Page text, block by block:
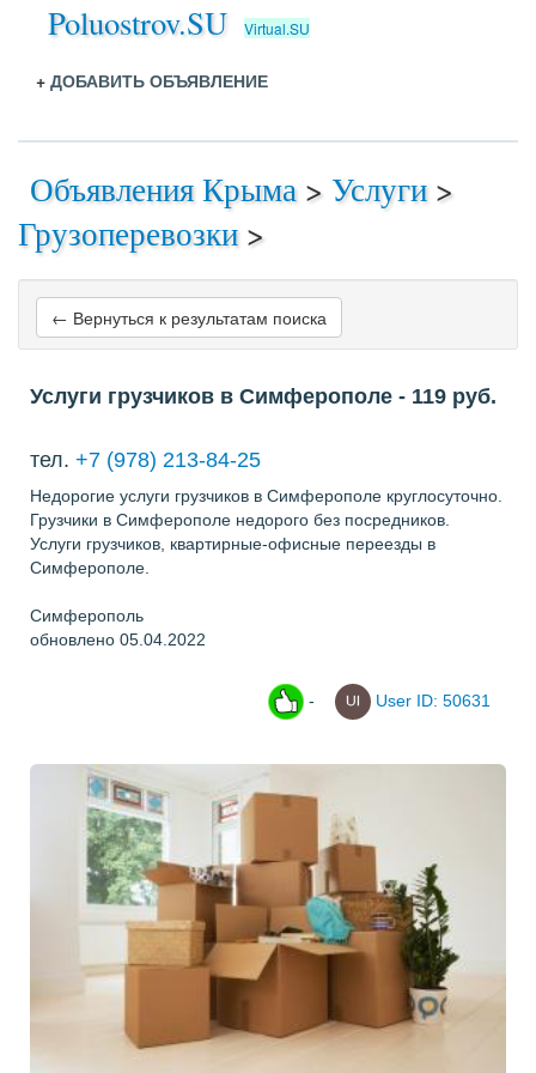
Poluostrov.SU Virtual.SU
+ ДОБАВИТЬ ОБЪЯВЛЕНИЕ
Объявления Крыма > Услуги >
Грузоперевозки >
← Вернуться к результатам поиска
Услуги грузчиков в Симферополе - 119 руб.
тел. +7 (978) 213-84-25
Недорогие услуги грузчиков в Симферополе круглосуточно.
Грузчики в Симферополе недорого без посредников.
Услуги грузчиков, квартирные-офисные переезды в
Симферополе.
Симферополь
обновлено 05.04.2022
- User ID: 50631